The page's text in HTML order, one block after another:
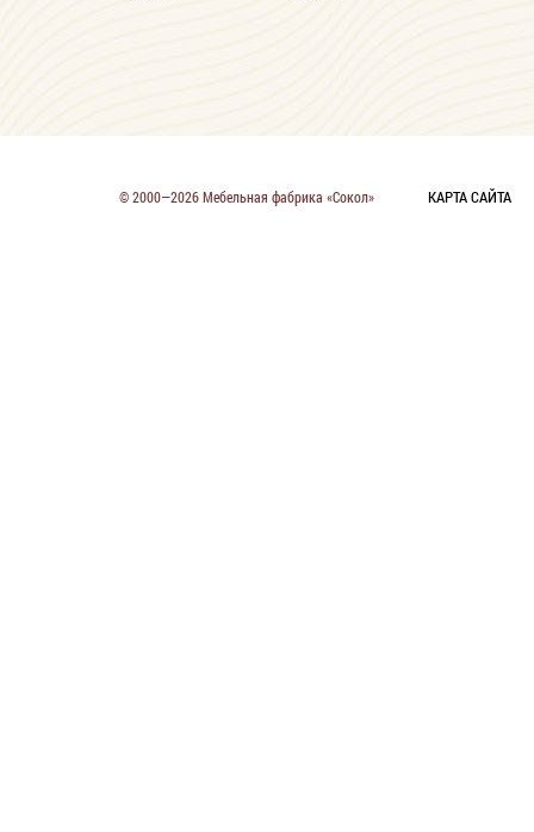
© 2000—2026 Мебельная фабрика «Сокол» КАРТА САЙТА